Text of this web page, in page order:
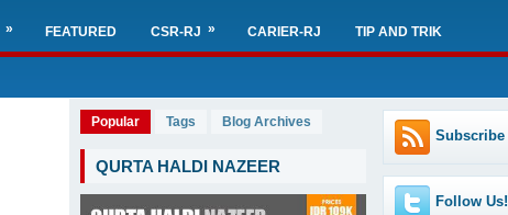
» FEATURED CSR-RJ » CARIER-RJ TIP AND TRIK
Popular Tags Blog Archives
QURTA HALDI NAZEER
Subscribe
Follow Us!